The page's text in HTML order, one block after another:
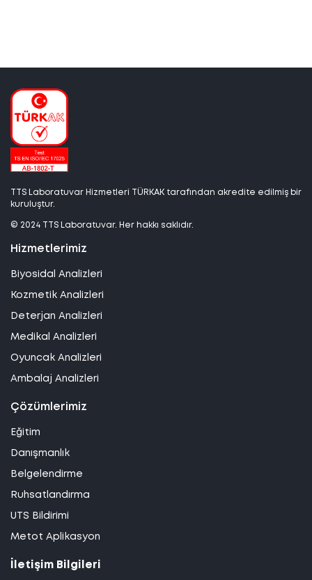
TTS Laboratuvar Hizmetleri TÜRKAK tarafından akredite edilmiş bir
kuruluştur.
© 2024 TTS Laboratuvar. Her hakkı saklıdır.
Hizmetlerimiz
Biyosidal Analizleri
Kozmetik Analizleri
Deterjan Analizleri
Medikal Analizleri
Oyuncak Analizleri
Ambalaj Analizleri
Çözümlerimiz
Eğitim
Danışmanlık
Belgelendirme
Ruhsatlandırma
UTS Bildirimi
Metot Aplikasyon
İletişim Bilgileri